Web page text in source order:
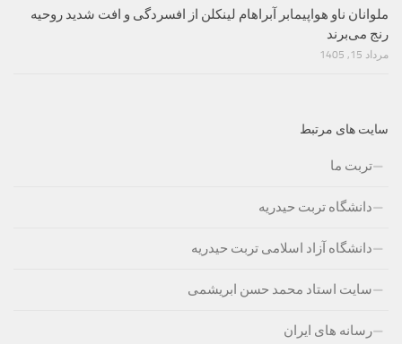
ملوانان ناو هواپیمابر آبراهام لینکلن از افسردگی و افت شدید روحیه
رنج می‌برند
مرداد 15, 1405
سایت های مرتبط
تربت ما
دانشگاه تربت حیدریه
دانشگاه آزاد اسلامی تربت حیدریه
سایت استاد محمد حسن ابریشمی
رسانه های ایران